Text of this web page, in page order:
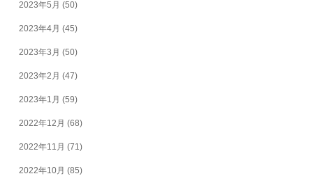
2023年5月 (50)
2023年4月 (45)
2023年3月 (50)
2023年2月 (47)
2023年1月 (59)
2022年12月 (68)
2022年11月 (71)
2022年10月 (85)